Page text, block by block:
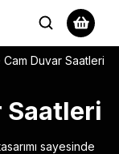
Duvar Saatleri
Saatleri
sayesinde